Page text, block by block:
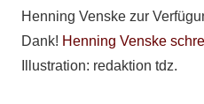
Henning Venske zur
Dank! Henning Venske
Illustration: redaktion tdz.